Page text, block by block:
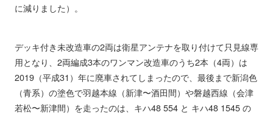
に減りました）。
デッキ付き未改造車の2両は衛星アンテナを取り付けて只見線専
用となり、2両編成3本のワンマン改造車のうち2本（4両）は
2019（平成31）年に廃車されてしまったので、最後まで新潟色
（青系）の塗色で羽越本線（新津〜酒田間）や磐越西線（会津
若松〜新津間）を走ったのは、キハ48 554 と キハ48 1545 の